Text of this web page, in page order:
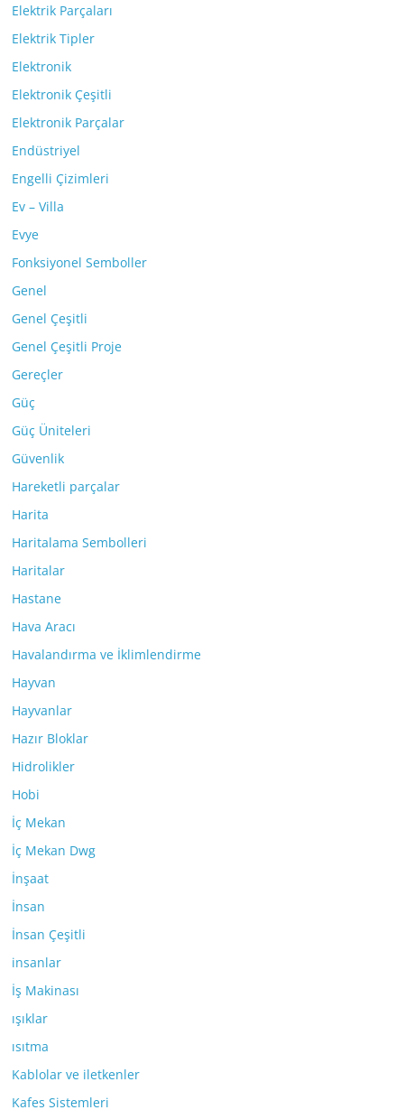
Elektrik Parçaları
Elektrik Tipler
Elektronik
Elektronik Çeşitli
Elektronik Parçalar
Endüstriyel
Engelli Çizimleri
Ev – Villa
Evye
Fonksiyonel Semboller
Genel
Genel Çeşitli
Genel Çeşitli Proje
Gereçler
Güç
Güç Üniteleri
Güvenlik
Hareketli parçalar
Harita
Haritalama Sembolleri
Haritalar
Hastane
Hava Aracı
Havalandırma ve İklimlendirme
Hayvan
Hayvanlar
Hazır Bloklar
Hidrolikler
Hobi
İç Mekan
İç Mekan Dwg
İnşaat
İnsan
İnsan Çeşitli
insanlar
İş Makinası
ışıklar
ısıtma
Kablolar ve iletkenler
Kafes Sistemleri